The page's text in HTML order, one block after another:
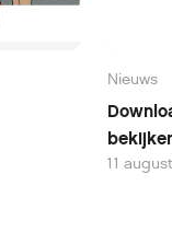
Nieuws
11